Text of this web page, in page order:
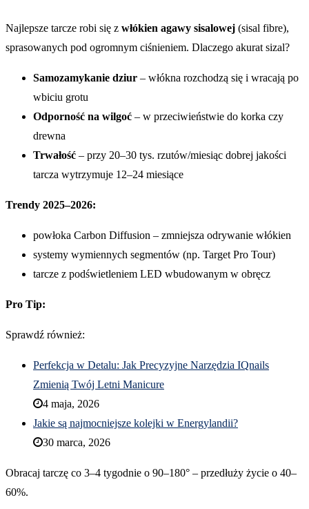
Najlepsze tarcze robi się z włókien agawy sisalowej (sisal fibre),
sprasowanych pod ogromnym ciśnieniem. Dlaczego akurat sizal?
Samozamykanie dziur – włókna rozchodzą się i wracają po
wbiciu grotu
Odporność na wilgoć – w przeciwieństwie do korka czy
drewna
Trwałość – przy 20–30 tys. rzutów/miesiąc dobrej jakości
tarcza wytrzymuje 12–24 miesiące
Trendy 2025–2026:
powłoka Carbon Diffusion – zmniejsza odrywanie włókien
systemy wymiennych segmentów (np. Target Pro Tour)
tarcze z podświetleniem LED wbudowanym w obręcz
Pro Tip:
Sprawdź również:
Perfekcja w Detalu: Jak Precyzyjne Narzędzia IQnails
Zmienią Twój Letni Manicure
4 maja, 2026
Jakie są najmocniejsze kolejki w Energylandii?
30 marca, 2026
Obracaj tarczę co 3–4 tygodnie o 90–180° – przedłuży życie o 40–
60%.